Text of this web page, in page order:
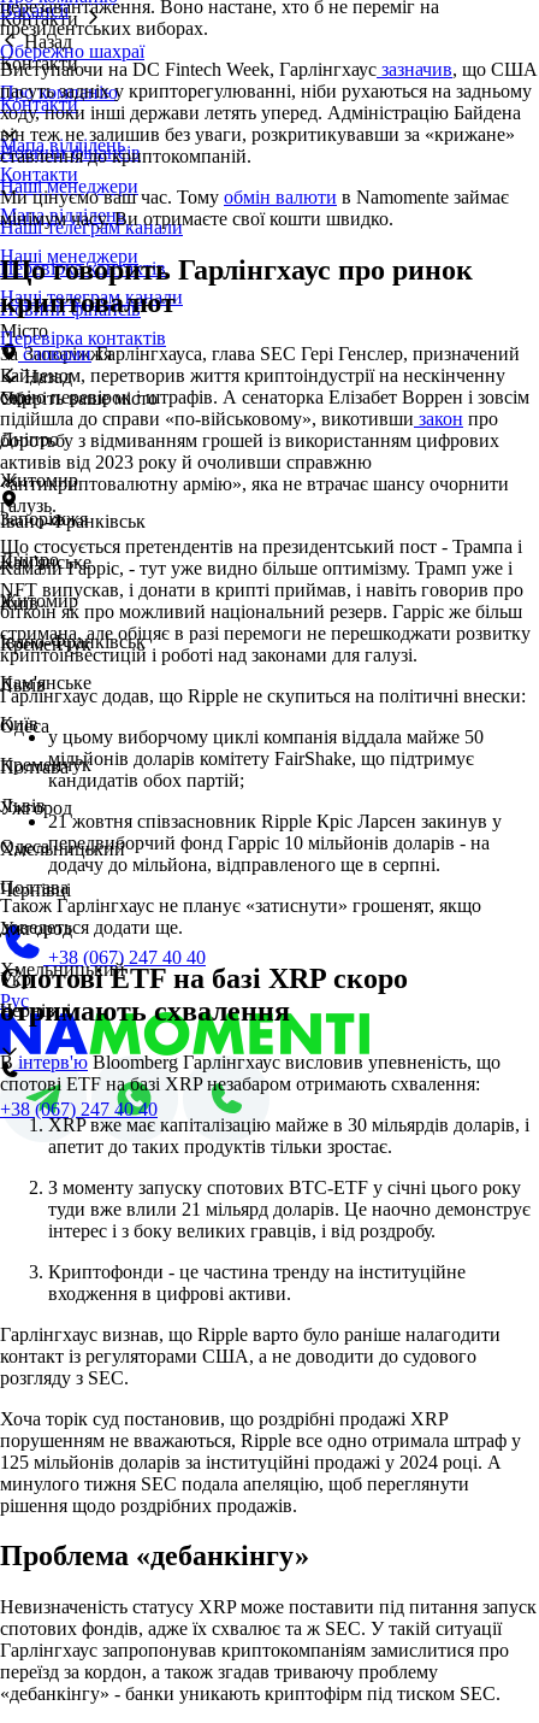
Контакти
Назад
Контакти
Контакти
Мапа відділень
Наші менеджери
Наші телеграм канали
Перевірка контактів
Новини фінансів
Місто
Запоріжжя
Назад
Оберіть ваше місто
Дніпро
Житомир
Івано-Франківськ
Кам'янське
Київ
Кременчук
Львів
Одеса
Полтава
Ужгород
Хмельницький
Чернівці
+38 (067) 247 40 40
Укр
Рус
Вакансії
Обережно шахраї
Про компанію
Новини фінансів
Контакти
Мапа відділень
Наші менеджери
Наші телеграм канали
Перевірка контактів
Укр
Запоріжжя
Дніпро
Житомир
Івано-Франківськ
Кам'янське
Київ
Кременчук
Львів
Одеса
Полтава
Ужгород
Хмельницький
Чернівці
+38 (067) 247 40 40
перезавантаження. Воно настане, хто б не переміг на
президентських виборах.
Виступаючи на DC Fintech Week, Гарлінгхаус зазначив, що США
пасуть задніх у крипторегулюванні, ніби рухаються на задньому
ходу, поки інші держави летять уперед. Адміністрацію Байдена
він теж не залишив без уваги, розкритикувавши за «крижане»
ставлення до криптокомпаній.
Ми цінуємо ваш час. Тому обмін валюти в Namomente займає
мінімум часу. Ви отримаєте свої кошти швидко.
Що говорить Гарлінгхаус про ринок
криптовалют
ЗасловамиГарлінгхауса, глава SEC Гері Генслер, призначений
Байденом, перетворив життя криптоіндустрії на нескінченну
серію перевірок і штрафів. А сенаторка Елізабет Воррен і зовсім
підійшла до справи «по-військовому», викотивши закон про
боротьбу з відмиванням грошей із використанням цифрових
активів від 2023 року й очоливши справжню
«антикриптовалютну армію», яка не втрачає шансу очорнити
галузь.
Що стосується претендентів на президентський пост - Трампа і
Камали Гарріс, - тут уже видно більше оптимізму. Трамп уже і
NFT випускав, і донати в крипті приймав, і навіть говорив про
біткоїн як про можливий національний резерв. Гарріс же більш
стримана, але обіцяє в разі перемоги не перешкоджати розвитку
криптоінвестицій і роботі над законами для галузі.
Гарлінгхаус додав, що Ripple не скупиться на політичні внески:
у цьому виборчому циклі компанія віддала майже 50
мільйонів доларів комітету FairShake, що підтримує
кандидатів обох партій;
21 жовтня співзасновник Ripple Кріс Ларсен закинув у
передвиборчий фонд Гарріс 10 мільйонів доларів - на
додачу до мільйона, відправленого ще в серпні.
Також Гарлінгхаус не планує «затиснути» грошенят, якщо
доведеться додати ще.
Спотові ETF на базі XRP скоро
отримають схвалення
В інтерв'ю Bloomberg Гарлінгхаус висловив упевненість, що
спотові ETF на базі XRP незабаром отримають схвалення:
XRP вже має капіталізацію майже в 30 мільярдів доларів, і
апетит до таких продуктів тільки зростає.
З моменту запуску спотових BTC-ETF у січні цього року
туди вже влили 21 мільярд доларів. Це наочно демонструє
інтерес і з боку великих гравців, і від роздробу.
Криптофонди - це частина тренду на інституційне
входження в цифрові активи.
Гарлінгхаус визнав, що Ripple варто було раніше налагодити
контакт із регуляторами США, а не доводити до судового
розгляду з SEC.
Хоча торік суд постановив, що роздрібні продажі XRP
порушенням не вважаються, Ripple все одно отримала штраф у
125 мільйонів доларів за інституційні продажі у 2024 році. А
минулого тижня SEC подала апеляцію, щоб переглянути
рішення щодо роздрібних продажів.
Проблема «дебанкінгу»
Невизначеність статусу XRP може поставити під питання запуск
спотових фондів, адже їх схвалює та ж SEC. У такій ситуації
Гарлінгхаус запропонував криптокомпаніям замислитися про
переїзд за кордон, а також згадав триваючу проблему
«дебанкінгу» - банки уникають криптофірм під тиском SEC.